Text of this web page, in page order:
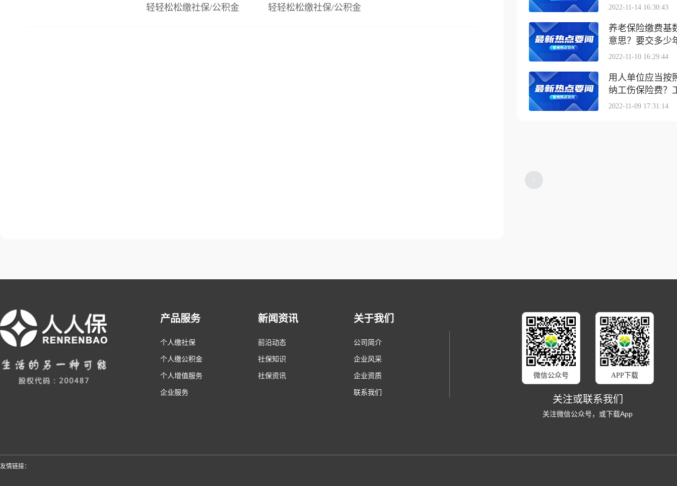
轻轻松松缴社保/公积金
轻轻松松缴社保/公积金
2022-11-14 16:30:43
养老保险缴费基
意思？要交多少
2022-11-10 16:29:44
用人单位应当按
纳工伤保险费？
2022-11-09 17:31:14
产品服务
个人缴社保
个人缴公积金
个人增值服务
企业服务
新闻资讯
前沿动态
社保知识
社保资讯
关于我们
公司简介
企业风采
企业资质
联系我们
微信公众号 APP下载
关注或联系我们
关注微信公众号，或下载App
友情链接：